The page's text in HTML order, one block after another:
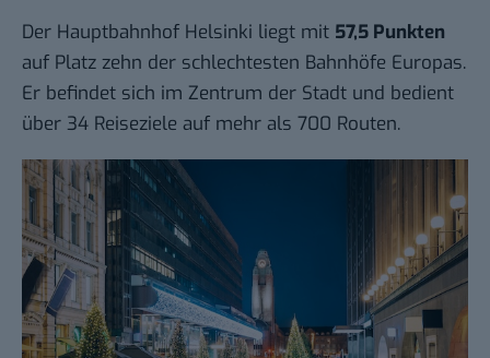
Der Hauptbahnhof Helsinki liegt mit 57,5 Punkten
auf Platz zehn der schlechtesten Bahnhöfe Europas.
Er befindet sich im Zentrum der Stadt und bedient
über 34 Reiseziele auf mehr als 700 Routen.